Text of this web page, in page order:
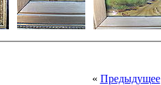
« Предыдущее